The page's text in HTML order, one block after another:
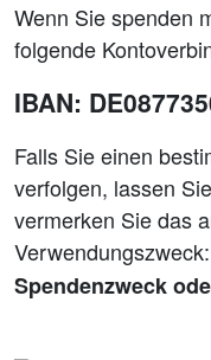
Wenn Sie spenden
folgende
IBAN:
Falls Sie einen
verfolgen, lassen
vermerken Sie das
Verwendungszweck:
Spendenzweck